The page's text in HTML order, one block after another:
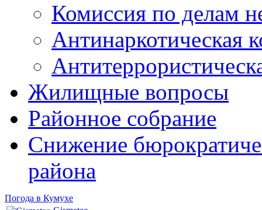
Комиссия по делам
Антинаркотическая
Жилищные вопросы
Районное собрание
Снижение
района
Погода в Кумухе